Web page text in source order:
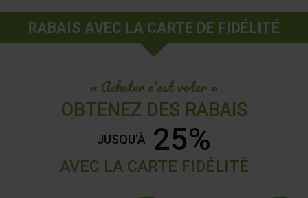
RABAIS AVEC LA CARTE DE FIDÉLITÉ
« Acheter c'est voter »
OBTENEZ DES RABAIS
JUSQU'À 25%
AVEC LA CARTE FIDÉLITÉ